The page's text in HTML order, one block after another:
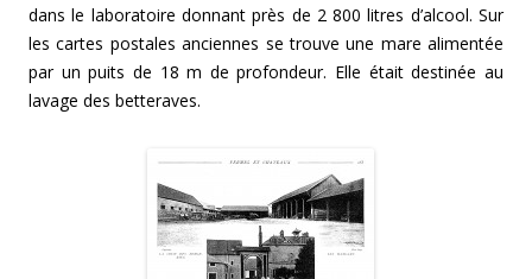
dans le laboratoire donnant près de 2 800 litres d’alcool. Sur
les cartes postales anciennes se trouve une mare alimentée
par un puits de 18 m de profondeur. Elle était destinée au
lavage des betteraves.